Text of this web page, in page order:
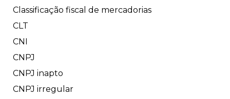
Classificação fiscal de mercadorias
CLT
CNI
CNPJ
CNPJ inapto
CNPJ irregular